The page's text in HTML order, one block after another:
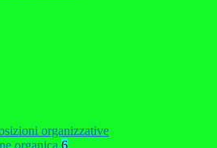
organizzative